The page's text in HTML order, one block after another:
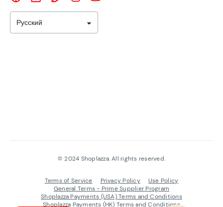
Русский
©2024 Shoplazza. All rights reserved.
Terms of Service Privacy Policy
Use Policy
General Terms - Prime Supplier Program
Shoplazza Payments (USA) Terms and Conditions
Shoplazza Payments (HK) Terms and Conditions